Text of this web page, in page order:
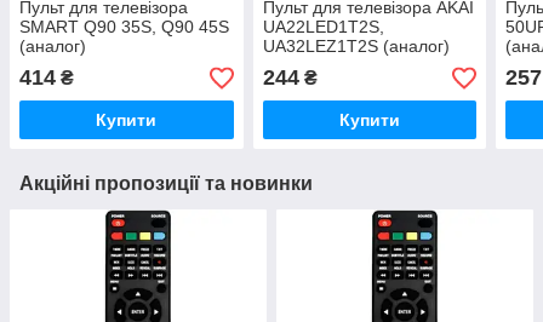
Пульт для телевізора
SMART Q90 35S, Q90 45S
(аналог)
414 ₴
Купити
Пульт для телевізора AKAI
UA22LED1T2S,
UA32LEZ1T2S (аналог)
244₴
Купити
257
Акційні пропозиції та новинки